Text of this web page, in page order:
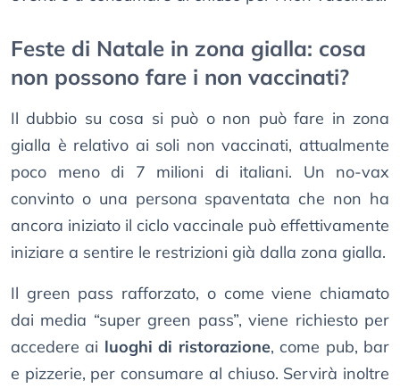
Feste di Natale in zona gialla: cosa
non possono fare i non vaccinati?
Il dubbio su cosa si può o non può fare in zona
gialla è relativo ai soli non vaccinati, attualmente
poco meno di 7 milioni di italiani. Un no-vax
convinto o una persona spaventata che non ha
ancora iniziato il ciclo vaccinale può effettivamente
iniziare a sentire le restrizioni già dalla zona gialla.
Il green pass rafforzato, o come viene chiamato
dai media “super green pass”, viene richiesto per
accedere ai luoghi di ristorazione, come pub, bar
e pizzerie, per consumare al chiuso. Servirà inoltre